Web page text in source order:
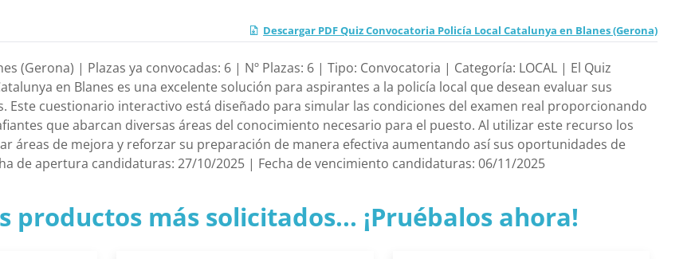
Descargar PDF Quiz Convocatoria Policía Local Catalunya en Blanes (Gerona)
(Gerona) | Plazas ya convocadas: 6 | Nº Plazas: 6 | Tipo: Convocatoria | Categoría: LOCAL | El Quiz
en Blanes es una excelente solución para aspirantes a la policía local que desean evaluar sus
Este cuestionario interactivo está diseñado para simular las condiciones del examen real proporcionando
que abarcan diversas áreas del conocimiento necesario para el puesto. Al utilizar este recurso los
áreas de mejora y reforzar su preparación de manera efectiva aumentando así sus oportunidades de
de apertura candidaturas: 27/10/2025 | Fecha de vencimiento candidaturas: 06/11/2025
productos más solicitados... ¡Pruébalos ahora!